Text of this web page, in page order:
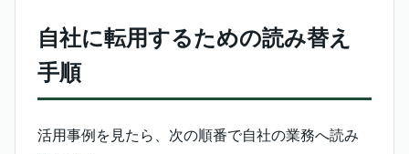
自社に転用するための読み替え
手順
活用事例を見たら、次の順番で自社の業務へ読み